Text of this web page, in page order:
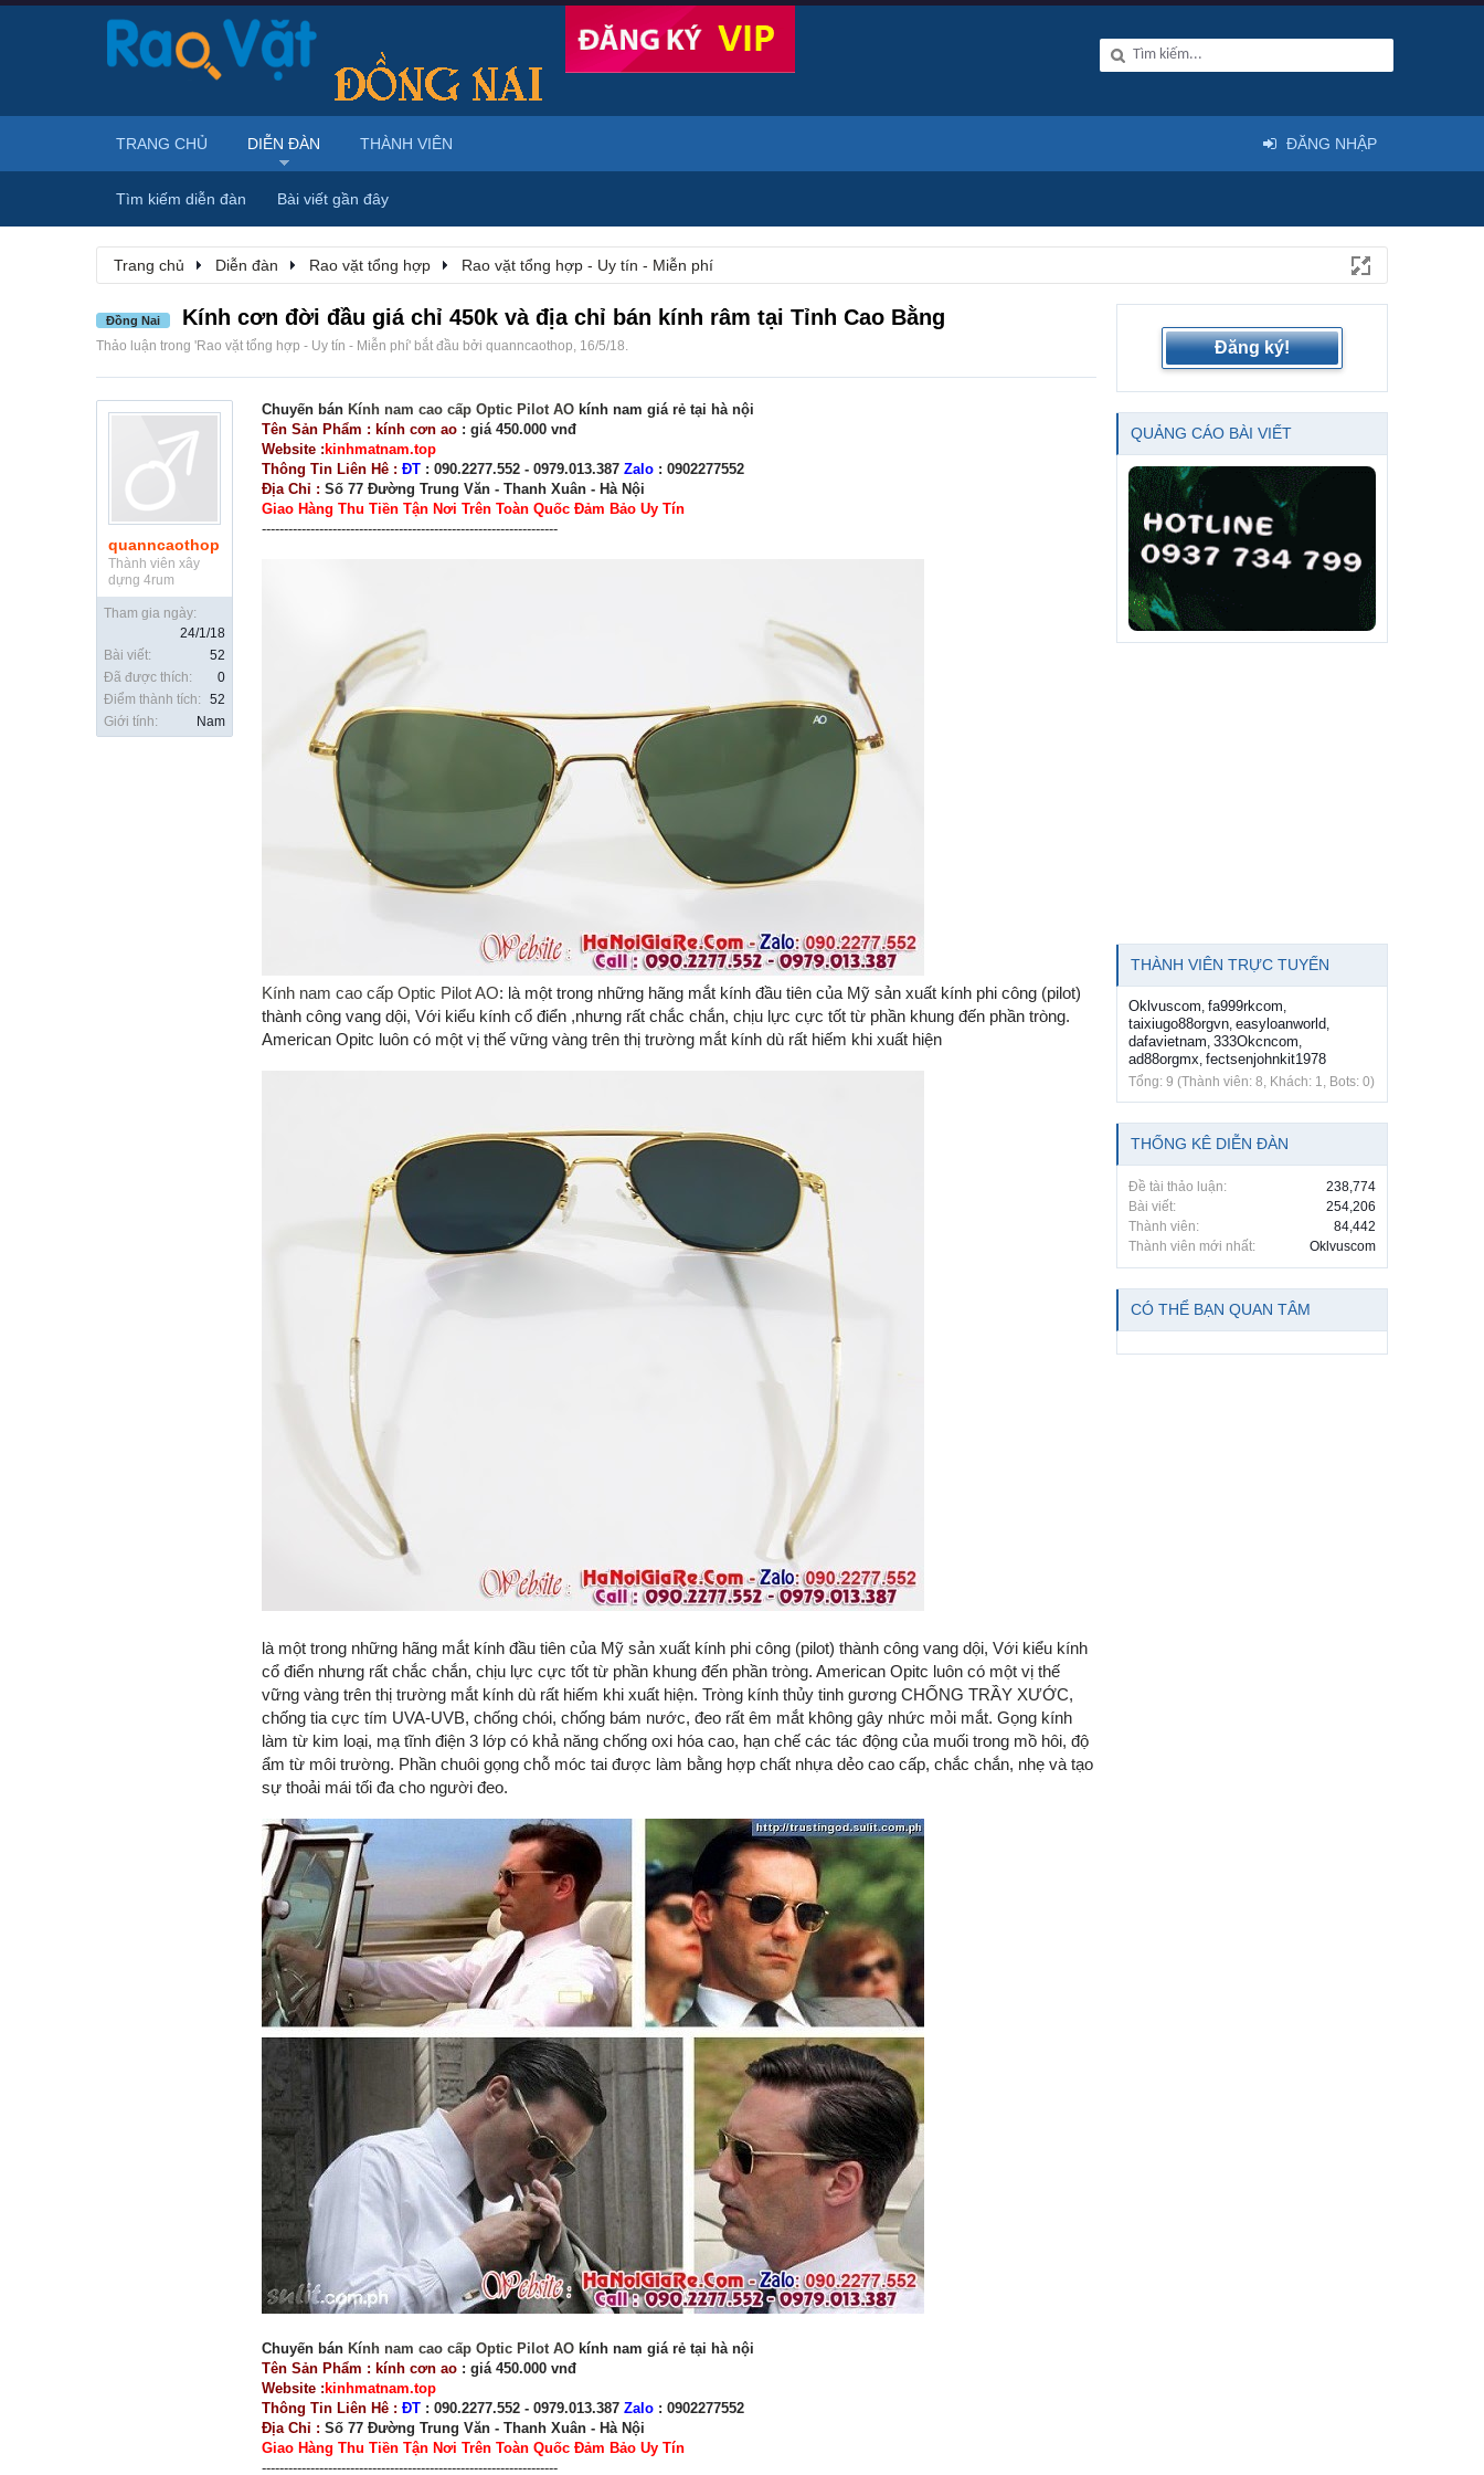
Trang chủ Diễn đàn Rao vặt tổng hợp Rao vặt tổng hợp - Uy tín - Miễn phí
Đồng Nai Kính cơn đời đầu giá chỉ 450k và địa chỉ bán kính râm tại Tỉnh Cao Bằng
Thảo luận trong 'Rao vặt tổng hợp - Uy tín - Miễn phí' bắt đầu bởi quanncaothop, 16/5/18.
quanncaothop
Thành viên xây
dựng 4rum
Tham gia ngày:
24/1/18
Bài viết:
52
Đã được thích:
0
Điểm thành tích:
52
Giới tính:
Nam
Chuyến bán Kính nam cao cấp Optic Pilot AO kính nam giá rẻ tại hà nội
Tên Sản Phẩm : kính cơn ao : giá 450.000 vnđ
Website : kinhmatnam.top
Thông Tin Liên Hê : ĐT : 090.2277.552 - 0979.013.387 Zalo : 0902277552
Địa Chỉ : Số 77 Đường Trung Văn - Thanh Xuân - Hà Nội
Giao Hàng Thu Tiền Tận Nơi Trên Toàn Quốc Đảm Bảo Uy Tín
-------------------------------------------------------------------
Kính nam cao cấp Optic Pilot AO: là một trong những hãng mắt kính đầu tiên của Mỹ sản xuất kính phi công (pilot)
thành công vang dội, Với kiểu kính cổ điển ,nhưng rất chắc chắn, chịu lực cực tốt từ phần khung đến phần tròng.
American Opitc luôn có một vị thế vững vàng trên thị trường mắt kính dù rất hiếm khi xuất hiện
là một trong những hãng mắt kính đầu tiên của Mỹ sản xuất kính phi công (pilot) thành công vang dội, Với kiểu kính
cổ điển nhưng rất chắc chắn, chịu lực cực tốt từ phần khung đến phần tròng. American Opitc luôn có một vị thế
vững vàng trên thị trường mắt kính dù rất hiếm khi xuất hiện. Tròng kính thủy tinh gương CHỐNG TRẦY XƯỚC,
chống tia cực tím UVA-UVB, chống chói, chống bám nước, đeo rất êm mắt không gây nhức mỏi mắt. Gọng kính
làm từ kim loại, mạ tĩnh điện 3 lớp có khả năng chống oxi hóa cao, hạn chế các tác động của muối trong mồ hôi, độ
ẩm từ môi trường. Phần chuôi gọng chỗ móc tai được làm bằng hợp chất nhựa dẻo cao cấp, chắc chắn, nhẹ và tạo
sự thoải mái tối đa cho người đeo.
Chuyến bán Kính nam cao cấp Optic Pilot AO kính nam giá rẻ tại hà nội
Tên Sản Phẩm : kính cơn ao : giá 450.000 vnđ
Website : kinhmatnam.top
Thông Tin Liên Hê : ĐT : 090.2277.552 - 0979.013.387 Zalo : 0902277552
Địa Chỉ : Số 77 Đường Trung Văn - Thanh Xuân - Hà Nội
Giao Hàng Thu Tiền Tận Nơi Trên Toàn Quốc Đảm Bảo Uy Tín
-------------------------------------------------------------------
Đăng ký!
QUẢNG CÁO BÀI VIẾT
THÀNH VIÊN TRỰC TUYẾN
Oklvuscom, fa999rkcom,
taixiugo88orgvn, easyloanworld,
dafavietnam, 333Okcncom,
ad88orgmx, fectsenjohnkit1978
Tổng: 9 (Thành viên: 8, Khách: 1, Bots: 0)
THỐNG KÊ DIỄN ĐÀN
Đề tài thảo luận:
238,774
Bài viết:
254,206
Thành viên:
84,442
Thành viên mới nhất:
Oklvuscom
CÓ THỂ BẠN QUAN TÂM
TRANG CHỦ DIỄN ĐÀN
Tìm kiếm diễn đàn Bài viết gần đây
THÀNH VIÊN ĐĂNG NHẬP